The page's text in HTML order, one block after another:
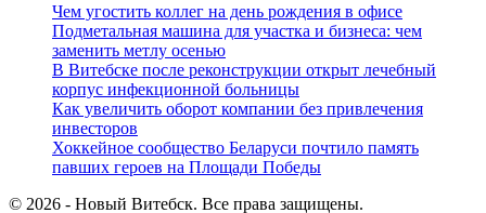
Чем угостить коллег на день рождения в офисе
Подметальная машина для участка и бизнеса: чем
заменить метлу осенью
В Витебске после реконструкции открыт лечебный
корпус инфекционной больницы
Как увеличить оборот компании без привлечения
инвесторов
Хоккейное сообщество Беларуси почтило память
павших героев на Площади Победы
© 2026 - Новый Витебск. Все права защищены.